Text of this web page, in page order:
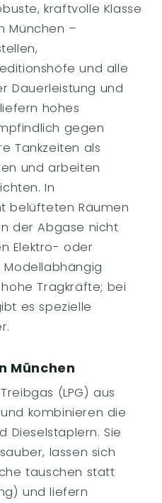
kraftvolle Klasse
München –
und alle
Dauerleistung und
hohes
gegen
Tankzeiten als
und arbeiten
In
belüfteten Räumen
der Abgase nicht
Elektro- oder
Modellabhängig
Tragkräfte; bei
es spezielle
München
(LPG) aus
kombinieren die
Dieselstaplern. Sie
lassen sich
tauschen statt
und liefern